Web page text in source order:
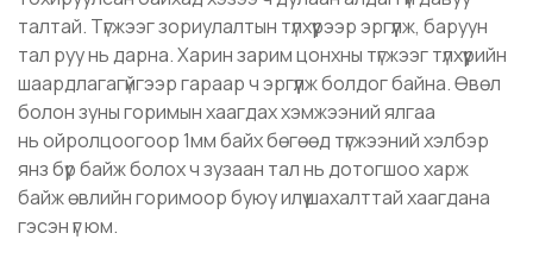
талтай. Түгжээг зориулалтын түлхүүрээр эргүүлж, баруун
тал руу нь дарна. Харин зарим цонхны түгжээг түлхүүрийн
шаардлагагүйгээр гараар ч эргүүлж болдог байна. Өвөл
болон зуны горимын хаагдах хэмжээний ялгаа
нь ойролцоогоор 1мм байх бөгөөд түгжээний хэлбэр
янз бүр байж болох ч зузаан тал нь дотогшоо харж
байж өвлийн горимоор буюу илүү шахалттай хаагдана
гэсэн үг юм.